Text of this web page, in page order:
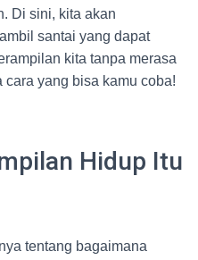
Di sini, kita akan
santai yang dapat
kita tanpa merasa
cara yang bisa kamu coba!
Hidup Itu
tentang bagaimana